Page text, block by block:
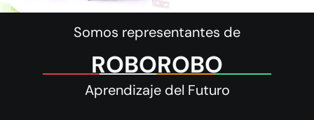
Somos representantes de
ROBOROBO
Aprendizaje del Futuro